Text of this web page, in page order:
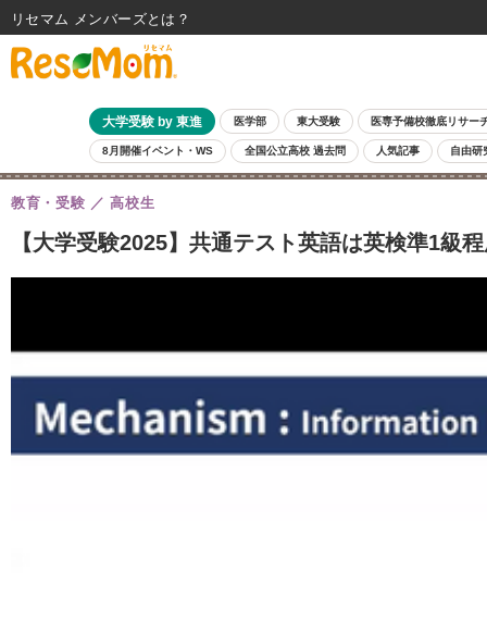
大学受験 by 東進 医学部 東大受験 医専予備校徹底リサー
8月開催イベント・WS 全国公立高校 過去問 人気記事 自由研
【大学受験2025】共通テスト英語は英検準1
教育・受験 高校生
リセマム メンバーズ